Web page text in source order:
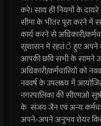
करे। साथ ही नियमों के
सीमा के भीतर पूरा करने में
कार्य करने से अधिकारी/
सुशासन मे रहतंे हुए अपने
आपकी छवि सभी के सामने
अधिकारी/कर्मचारियों को
नववर्ष के उपलक्ष्य में
नगरपालिका की सीएमओ
के संजय जैन एवं अन्य
अपने-अपने अनुभव शेयर